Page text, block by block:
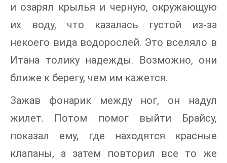
и озарял крылья и черную, окружающую
их воду, что казалась густой из-за
некоего вида водорослей. Это вселяло в
Итана толику надежды. Возможно, они
ближе к берегу, чем им кажется.
Зажав фонарик между ног, он надул
жилет. Потом помог выйти Брайсу,
показал ему, где находятся красные
клапаны, а затем повторил все то же